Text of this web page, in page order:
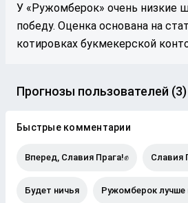
У «Ружомберок» очень низкие
победу. Оценка основана на
котировках букмекерской
Прогнозы пользователей (3)
Быстрые комментарии
Вперед, Славия Прага!✊ Славия
Будет ничья Ружомберок лучше